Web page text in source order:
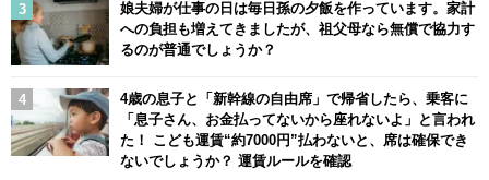
娘夫婦が仕事の日は毎日孫の夕飯を作っています。家計
への負担も増えてきましたが、祖父母なら無償で協力す
るのが普通でしょうか？
4歳の息子と「新幹線の自由席」で帰省したら、乗客に
「息子さん、お金払ってないから座れないよ」と言われ
た！ こども運賃“約7000円”払わないと、席は確保でき
ないでしょうか？ 運賃ルールを確認